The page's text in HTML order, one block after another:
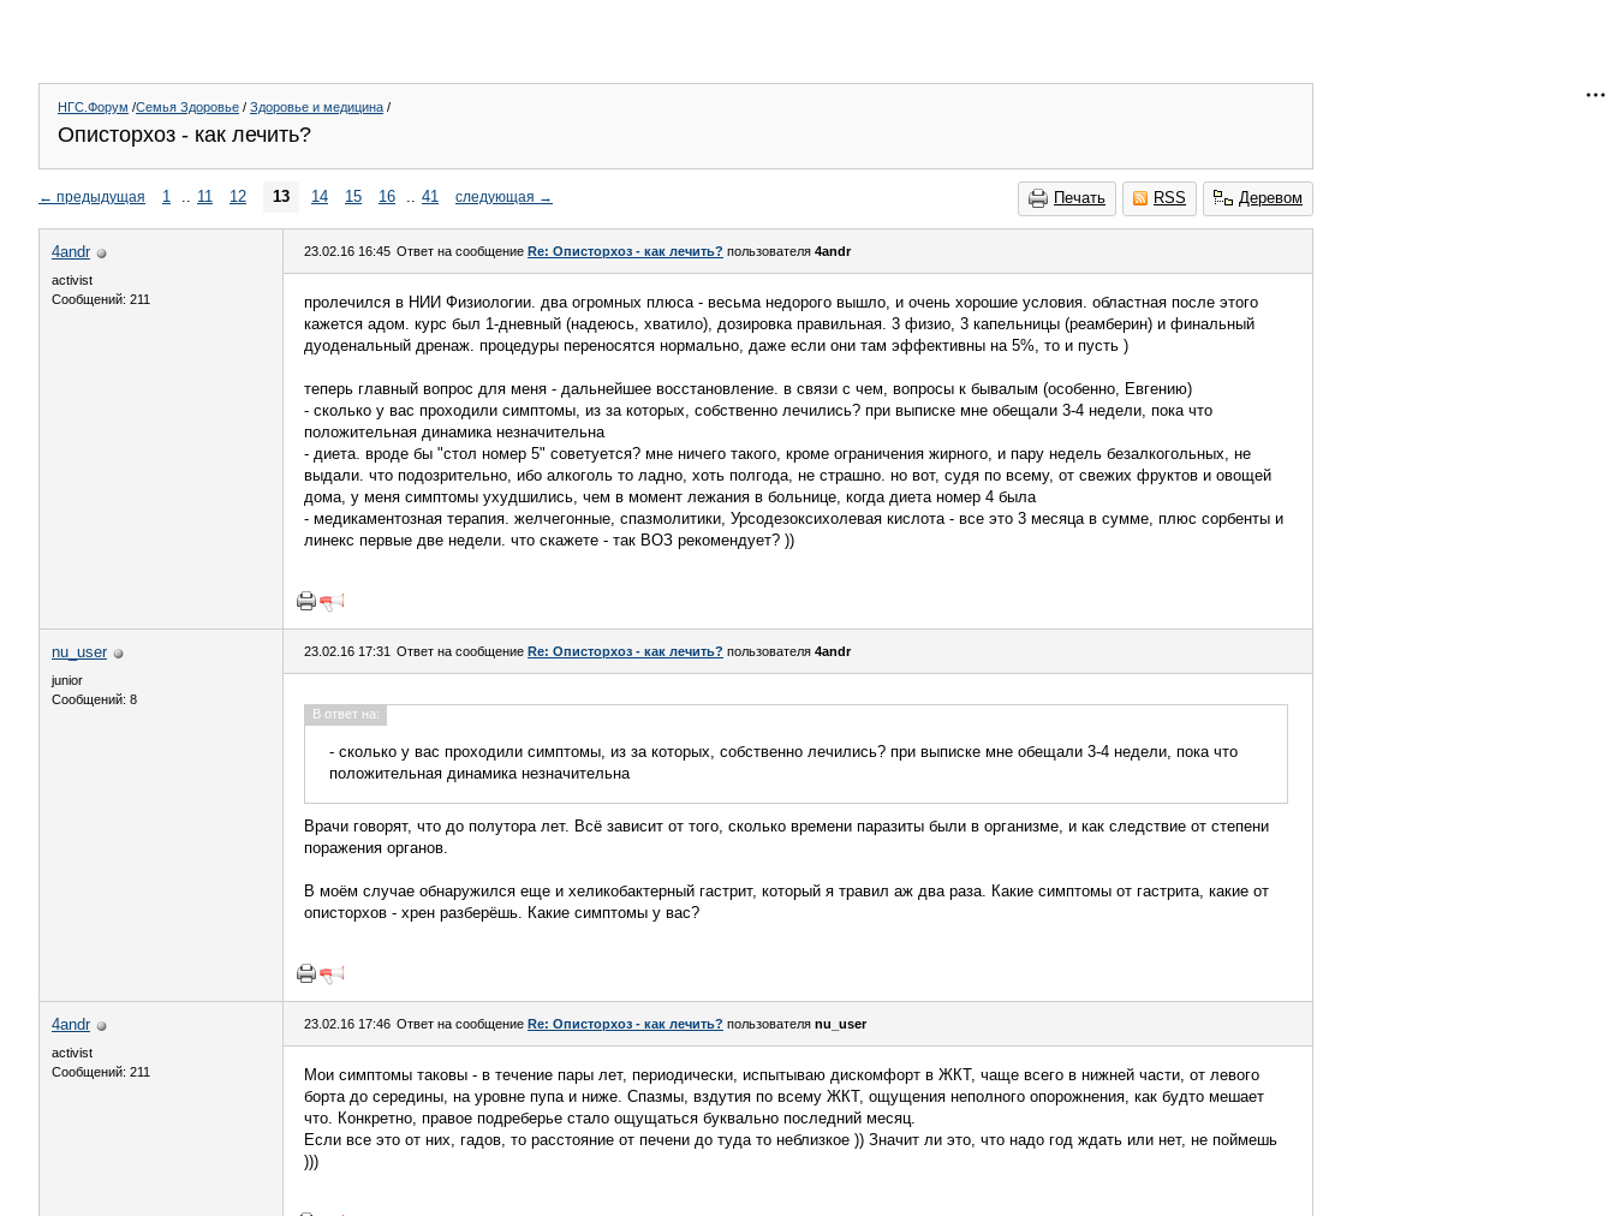
НГС.Форум /Семья Здоровье / Здоровье и медицина /
Описторхоз - как лечить?
Печать RSS Деревом
← предыдущая 1 .. 11 12 13 14 15 16 .. 41 следующая →
4andr
activist
Сообщений: 211
23.02.16 16:45 Ответ на сообщение Re: Описторхоз - как лечить? пользователя 4andr
пролечился в НИИ Физиологии. два огромных плюса - весьма недорого вышло, и очень хорошие условия. областная после этого
кажется адом. курс был 1-дневный (надеюсь, хватило), дозировка правильная. 3 физио, 3 капельницы (реамберин) и финальный
дуоденальный дренаж. процедуры переносятся нормально, даже если они там эффективны на 5%, то и пусть )
теперь главный вопрос для меня - дальнейшее восстановление. в связи с чем, вопросы к бывалым (особенно, Евгению)
- сколько у вас проходили симптомы, из за которых, собственно лечились? при выписке мне обещали 3-4 недели, пока что
положительная динамика незначительна
- диета. вроде бы "стол номер 5" советуется? мне ничего такого, кроме ограничения жирного, и пару недель безалкогольных, не
выдали. что подозрительно, ибо алкоголь то ладно, хоть полгода, не страшно. но вот, судя по всему, от свежих фруктов и овощей
дома, у меня симптомы ухудшились, чем в момент лежания в больнице, когда диета номер 4 была
- медикаментозная терапия. желчегонные, спазмолитики, Урсодезоксихолевая кислота - все это 3 месяца в сумме, плюс сорбенты и
линекс первые две недели. что скажете - так ВОЗ рекомендует? ))
nu_user
junior
Сообщений: 8
23.02.16 17:31 Ответ на сообщение Re: Описторхоз - как лечить? пользователя 4andr
В ответ на:
- сколько у вас проходили симптомы, из за которых, собственно лечились? при выписке мне обещали 3-4 недели, пока что
положительная динамика незначительна
Врачи говорят, что до полутора лет. Всё зависит от того, сколько времени паразиты были в организме, и как следствие от степени
поражения органов.
В моём случае обнаружился еще и хеликобактерный гастрит, который я травил аж два раза. Какие симптомы от гастрита, какие от
описторхов - хрен разберёшь. Какие симптомы у вас?
4andr
activist
Сообщений: 211
23.02.16 17:46 Ответ на сообщение Re: Описторхоз - как лечить? пользователя nu_user
Мои симптомы таковы - в течение пары лет, периодически, испытываю дискомфорт в ЖКТ, чаще всего в нижней части, от левого
борта до середины, на уровне пупа и ниже. Спазмы, вздутия по всему ЖКТ, ощущения неполного опорожнения, как будто мешает
что. Конкретно, правое подреберье стало ощущаться буквально последний месяц.
Если все это от них, гадов, то расстояние от печени до туда то неблизкое )) Значит ли это, что надо год ждать или нет, не поймешь
)))